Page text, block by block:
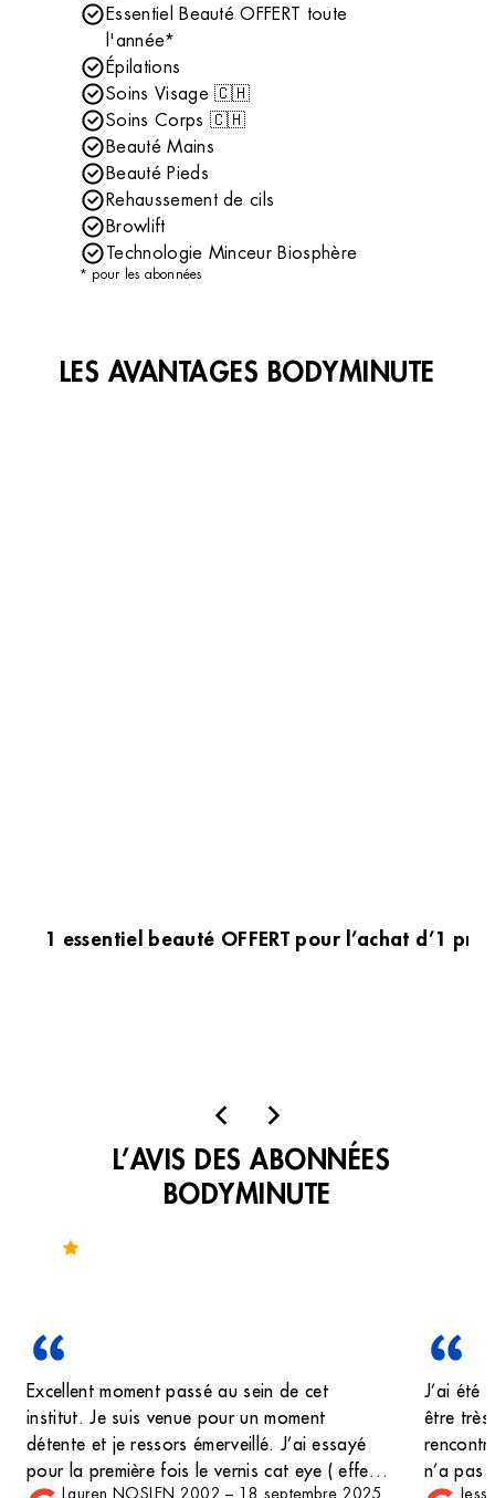
Essentiel Beauté OFFERT toute
l'année*
Épilations
Soins Visage 🇨🇭
Soins Corps 🇨🇭
Beauté Mains
Beauté Pieds
Rehaussement de cils
Browlift
Technologie Minceur Biosphère
* pour les abonnées
LES AVANTAGES BODYMINUTE
1 essentiel beauté OFFERT pour l’achat d’1
L’AVIS DES ABONNÉES
BODYMINUTE
Excellent moment passé au sein de cet
institut. Je suis venue pour un moment
détente et je ressors émerveillé. J’ai essayé
pour la première fois le vernis cat eye ( effet
Lauren NOSLEN 2002 – 18 septembre 2025
J’ai été
être très
n’a pas